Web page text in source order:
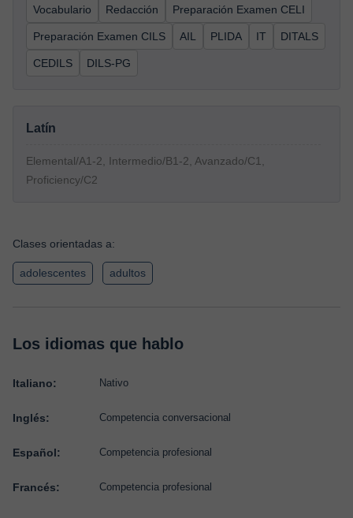
Vocabulario Redacción Preparación Examen CELI
Preparación Examen CILS AIL PLIDA IT DITALS
CEDILS DILS-PG
Latín
Elemental/A1-2, Intermedio/B1-2, Avanzado/C1,
Proficiency/C2
Clases orientadas a:
adolescentes adultos
Los idiomas que hablo
Italiano: Nativo
Inglés: Competencia conversacional
Español: Competencia profesional
Francés: Competencia profesional